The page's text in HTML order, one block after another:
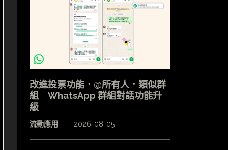
改進投票功能．@所有人．類似群
組 WhatsApp 群組對話功能升
級
流動應用 2026-08-05